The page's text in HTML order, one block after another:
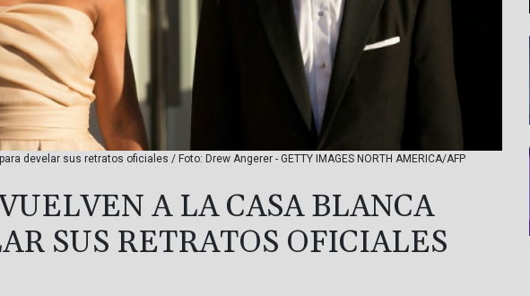
develar sus retratos oficiales / Foto: Drew Angerer - GETTY IMAGES NORTH AMERICA/AFP
A LA CASA BLANCA
SUS RETRATOS OFICIALES